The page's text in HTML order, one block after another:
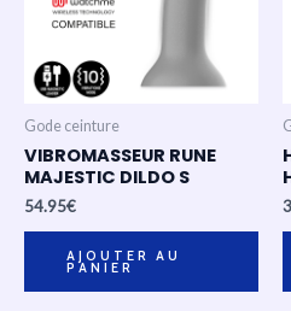
Gode ceinture
VIBROMASSEUR RUNE
MAJESTIC DILDO S
54.95€
AJOUTER AU
PANIER